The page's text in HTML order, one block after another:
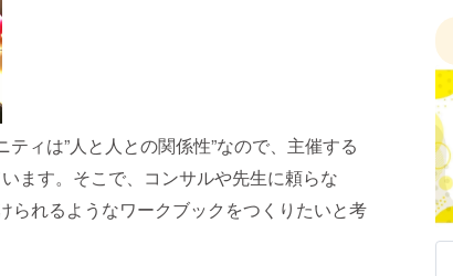
ィは”人と人との関係性”なので、主催する
ます。そこで、コンサルや先生に頼らな
られるようなワークブックをつくりたいと考